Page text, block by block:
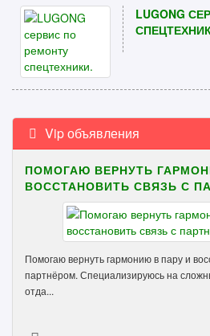
LUGONG
Vip объявления
ПОМОГАЮ ВЕРНУТЬ
ВОССТАНОВИТЬ СВЯЗЬ С
Помогаю вернуть гармонию в пару и
партнёром. Специализируюсь на
отда...